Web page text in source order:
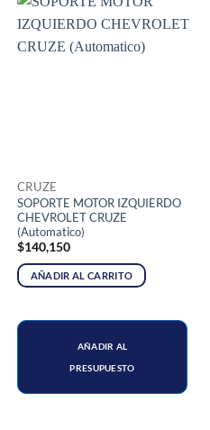
CRUZE
SOPORTE MOTOR IZQUIERDO
CHEVROLET CRUZE
(Automatico)
$140,150
AÑADIR AL CARRITO
AÑADIR AL
PRESUPUESTO